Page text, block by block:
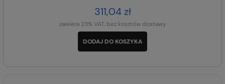
311,04 zł
zawiera 23% VAT, bez kosztów dostawy
DODAJ DO KOSZYKA